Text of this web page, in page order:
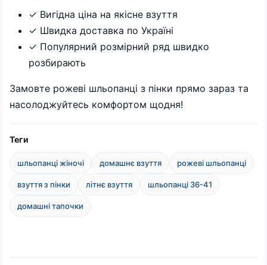
✓ Вигідна ціна на якісне взуття
✓ Швидка доставка по Україні
✓ Популярний розмірний ряд швидко
розбирають
Замовте рожеві шльопанці з пінки прямо зараз та
насолоджуйтесь комфортом щодня!
Теги
шльопанці жіночі домашнє взуття рожеві шльопанці
взуття з пінки літнє взуття шльопанці 36-41
домашні тапочки